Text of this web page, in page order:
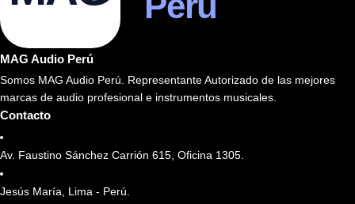
MAG Audio Perú
Somos MAG Audio Perú. Representante Autorizado de las mejores
marcas de audio profesional e instrumentos musicales.
Contacto
Av. Faustino Sánchez Carrión 615, Oficina 1305.
Jesús María, Lima - Perú.